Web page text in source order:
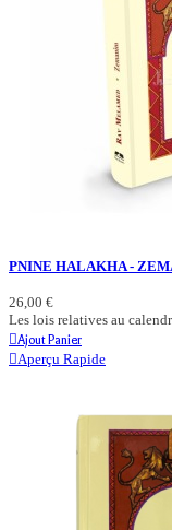
PNINE HALAKHA -
26,00 €
Les lois relatives au
Ajout Panier
Aperçu Rapide